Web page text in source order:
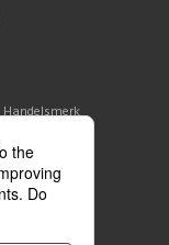
Handelsmerk